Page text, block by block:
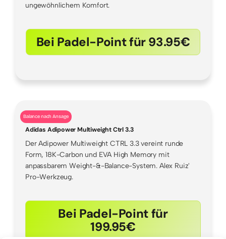
ungewöhnlichem Komfort.
Bei Padel-Point für 93.95€
Balance nach Ansage
Adidas Adipower Multiweight Ctrl 3.3
Der Adipower Multiweight CTRL 3.3 vereint runde
Form, 18K-Carbon und EVA High Memory mit
anpassbarem Weight-&-Balance-System. Alex Ruiz'
Pro-Werkzeug.
Bei Padel-Point für
199.95€